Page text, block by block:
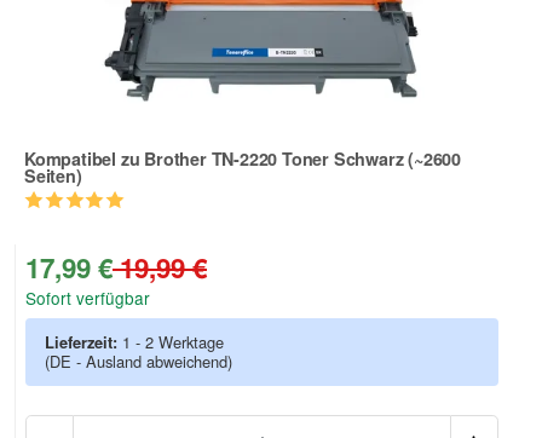
Kompatibel zu Brother TN-2220 Toner Schwarz (~2600
Seiten)
17,99 €19,99 €
Sofort verfügbar
Lieferzeit: 1 - 2 Werktage
(DE - Ausland abweichend)